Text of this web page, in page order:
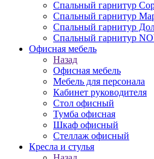
Спальный гарнитур
Спальный гарнитур
Спальный гарнитур
Спальный гарнитур
Офисная мебель
Назад
Офисная мебель
Мебель для персонала
Кабинет руководителя
Стол офисный
Тумба офисная
Шкаф офисный
Стеллаж офисный
Кресла и стулья